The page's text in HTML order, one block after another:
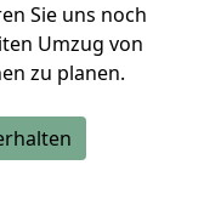
Sie uns noch
Umzug von
zu planen.